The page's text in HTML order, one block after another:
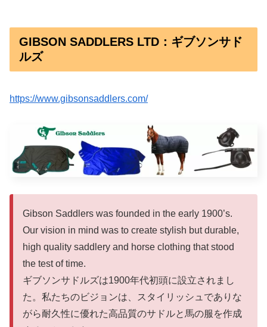
GIBSON SADDLERS LTD：ギブソンサド
ルズ
https://www.gibsonsaddlers.com/
Gibson Saddlers was founded in the early 1900’s.
Our vision in mind was to create stylish but durable,
high quality saddlery and horse clothing that stood
the test of time.
ギブソンサドルズは1900年代初頭に設立されまし
た。私たちのビジョンは、スタイリッシュでありな
がら耐久性に優れた高品質のサドルと馬の服を作成